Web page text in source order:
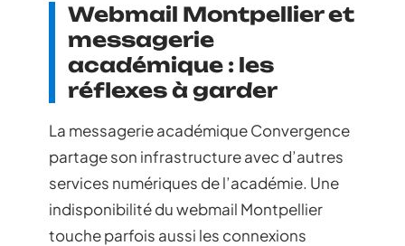
Webmail Montpellier et
messagerie
académique : les
réflexes à garder
La messagerie académique Convergence
partage son infrastructure avec d’autres
services numériques de l’académie. Une
indisponibilité du webmail Montpellier
touche parfois aussi les connexions